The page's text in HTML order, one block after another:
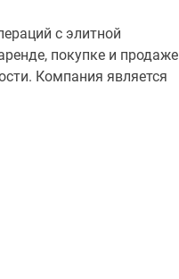
с элитной
покупке и продаже
Компания является